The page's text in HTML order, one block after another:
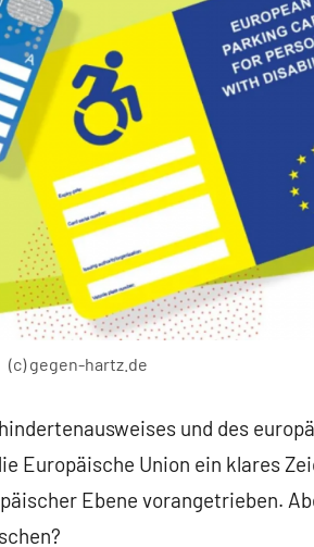
(c) gegen-hartz.de
und des
Europäische Union ein klares
Ebene vorangetrieben.